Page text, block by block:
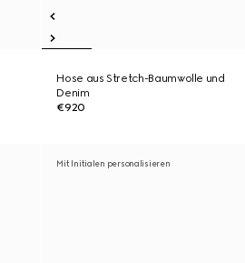
Hose aus Stretch-Baumwolle und
Denim
€920
Mit Initialen personalisieren